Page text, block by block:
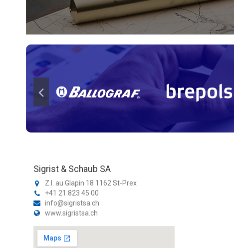
Sigrist & Schaub SA
Z.I. au Glapin 18 1162 St-Prex
+41 21 823 45 00
info@sigristsa.ch
www.sigristsa.ch